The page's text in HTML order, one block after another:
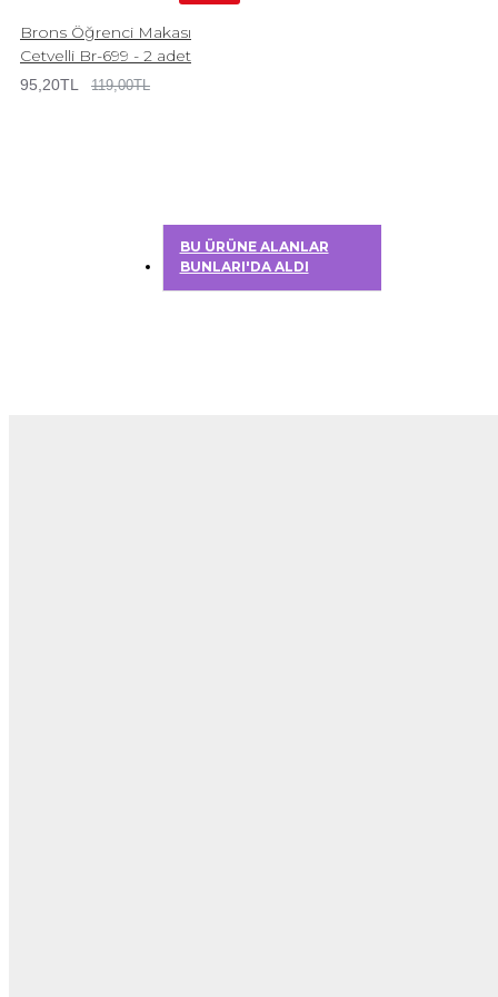
Brons Öğrenci Makası
Cetvelli Br-699 - 2 adet
95,20TL 119,00TL
BU ÜRÜNE ALANLAR
BUNLARI'DA ALDI